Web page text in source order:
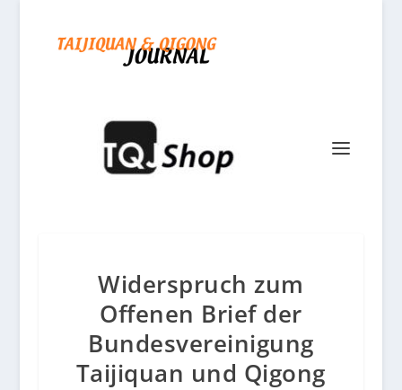
Widerspruch zum
Offenen Brief der
Bundesvereinigung
Taijiquan und Qigong